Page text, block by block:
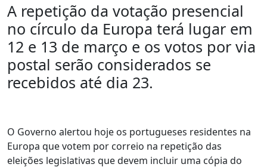
A repetição da votação presencial
no círculo da Europa terá lugar em
12 e 13 de março e os votos por via
postal serão considerados se
recebidos até dia 23.
O Governo alertou hoje os portugueses residentes na
Europa que votem por correio na repetição das
eleições legislativas que devem incluir uma cópia do